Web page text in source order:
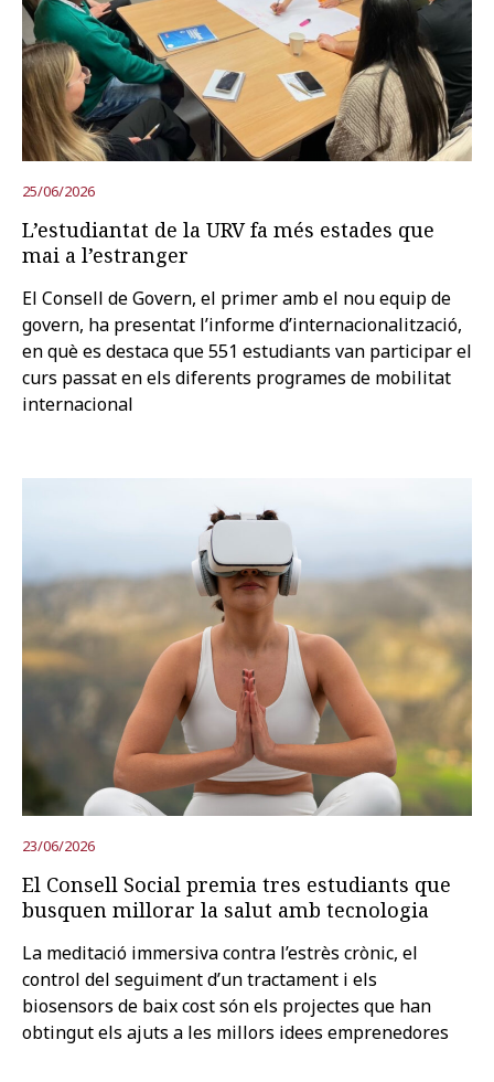
25/06/2026
L’estudiantat de la URV fa més estades que
mai a l’estranger
El Consell de Govern, el primer amb el nou equip de
govern, ha presentat l’informe d’internacionalització,
en què es destaca que 551 estudiants van participar el
curs passat en els diferents programes de mobilitat
internacional
23/06/2026
El Consell Social premia tres estudiants que
busquen millorar la salut amb tecnologia
La meditació immersiva contra l’estrès crònic, el
control del seguiment d’un tractament i els
biosensors de baix cost són els projectes que han
obtingut els ajuts a les millors idees emprenedores